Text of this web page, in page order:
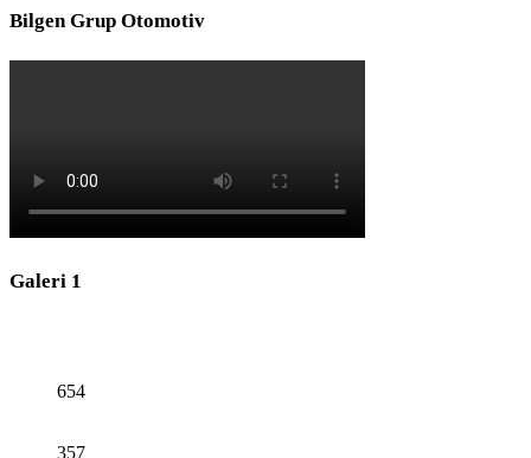
Bilgen Grup Otomotiv
Galeri 1
654
357